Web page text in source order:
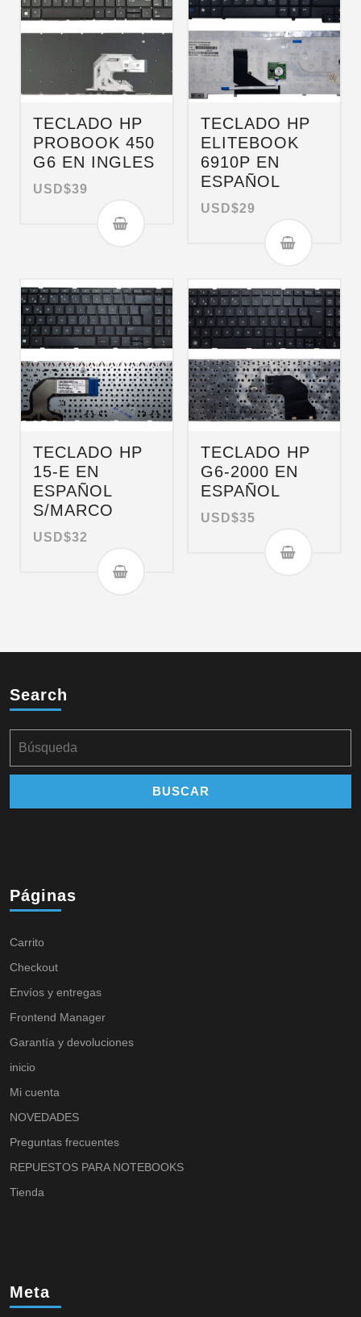
TECLADO HP
PROBOOK 450
G6 EN INGLES
USD$39
TECLADO HP
ELITEBOOK
6910P EN
ESPAÑOL
USD$29
TECLADO HP
15-E EN
ESPAÑOL
S/MARCO
USD$32
TECLADO HP
G6-2000 EN
ESPAÑOL
USD$35
Search
Páginas
Carrito
Checkout
Envíos y entregas
Frontend Manager
Garantía y devoluciones
inicio
Mi cuenta
NOVEDADES
Preguntas frecuentes
REPUESTOS PARA NOTEBOOKS
Tienda
Meta